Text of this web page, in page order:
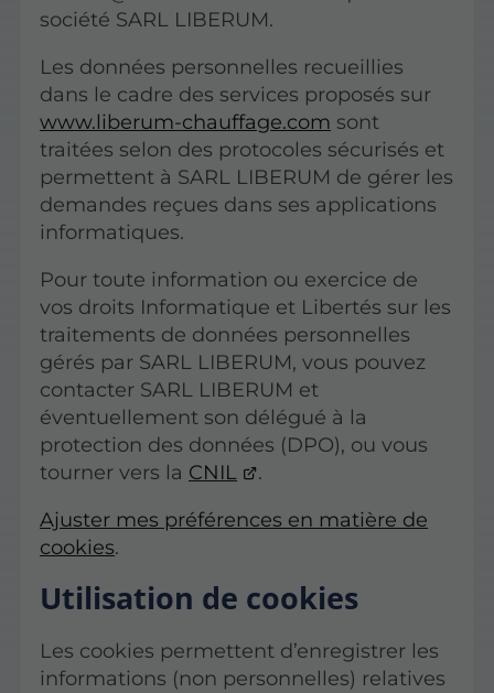
société SARL LIBERUM.
Les données personnelles recueillies
dans le cadre des services proposés sur
www.liberum-chauffage.com sont
traitées selon des protocoles sécurisés et
permettent à SARL LIBERUM de gérer les
demandes reçues dans ses applications
informatiques.
Pour toute information ou exercice de
vos droits Informatique et Libertés sur les
traitements de données personnelles
gérés par SARL LIBERUM, vous pouvez
contacter SARL LIBERUM et
éventuellement son délégué à la
protection des données (DPO), ou vous
tourner vers la CNIL
.
Ajuster mes préférences en matière de
cookies.
Utilisation de cookies
Les cookies permettent d’enregistrer les
informations (non personnelles) relatives